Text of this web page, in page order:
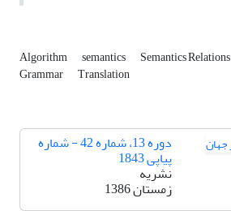
Algorithm semantics Semantics Relations
Grammar Translation
دوره 13، شماره 42 - شماره
پیاپی 1843
نشریه
زمستان 1386